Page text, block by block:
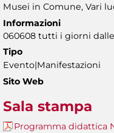
Musei in Comune, Vari
Informazioni
060608 tutti i giorni dalle
Tipo
Evento|Manifestazioni
Sito Web
Sala stampa
Programma didattica